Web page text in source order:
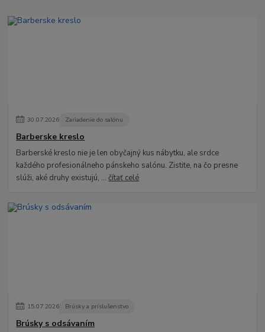
30.07.2026 Zariadenie do salónu
Barberske kreslo
Barberské kreslo nie je len obyčajný kus nábytku, ale srdce
každého profesionálneho pánskeho salónu. Zistite, na čo presne
slúži, aké druhy existujú, ...čítať celé
15.07.2026 Brúsky a príslušenstvo
Brúsky s odsávaním